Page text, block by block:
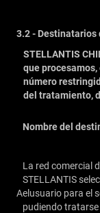
3.2 - Destinatarios
STELLANTIS
que
número
del tratamiento,
Nombre del
A
La red comercial
STELLANTIS
elusuario para el
pudiendo